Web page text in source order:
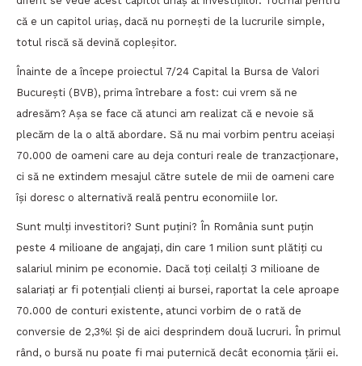
că e un capitol uriaș, dacă nu pornești de la lucrurile simple,
totul riscă să devină copleșitor.
Înainte de a începe proiectul 7/24 Capital la Bursa de Valori
București (BVB), prima întrebare a fost: cui vrem să ne
adresăm? Așa se face că atunci am realizat că e nevoie să
plecăm de la o altă abordare. Să nu mai vorbim pentru aceiași
70.000 de oameni care au deja conturi reale de tranzacționare,
ci să ne extindem mesajul către sutele de mii de oameni care
își doresc o alternativă reală pentru economiile lor.
Sunt mulți investitori? Sunt puțini? În România sunt puțin
peste 4 milioane de angajați, din care 1 milion sunt plătiți cu
salariul minim pe economie. Dacă toți ceilalți 3 milioane de
salariați ar fi potențiali clienți ai bursei, raportat la cele aproape
70.000 de conturi existente, atunci vorbim de o rată de
conversie de 2,3%! Și de aici desprindem două lucruri. În primul
rând, o bursă nu poate fi mai puternică decât economia țării ei.